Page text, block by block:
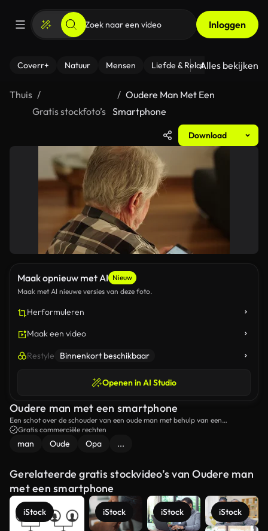
Inloggen
Coverr+ Natuur Mensen Liefde & Relaties - Fitness
Alles bekijken
Thuis
Gratis stockfoto’s
Oudere Man Met Een
Smartphone
Download
Maak opnieuw met AI Nieuw
Maak met AI nieuwe versies van deze foto.
Herformuleren
Maak een video
Restyle Binnenkort beschikbaar
Openen in AI Studio
Oudere man met een smartphone
Een schot over de schouder van een oude man met behulp van een
smartphone.
Gratis commerciële rechten
man Oude Opa ...
Gerelateerde gratis stockvideo’s van Oudere man
met een smartphone
iStock iStock iStock iStock